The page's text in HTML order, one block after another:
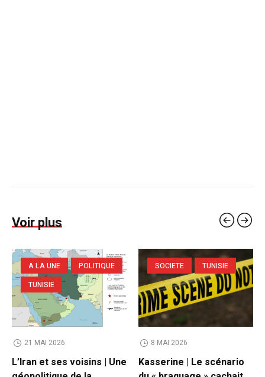
Voir plus
A LA UNE
POLITIQUE
TUNISIE
21 MAI 2026
L’Iran et ses voisins | Une
SOCIETE TUNISIE
8 MAI 2026
Kasserine | Le scénario